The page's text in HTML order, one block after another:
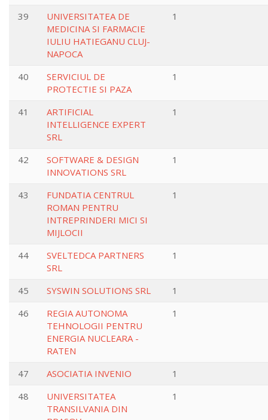
39
UNIVERSITATEA DE
MEDICINA SI FARMACIE
IULIU HATIEGANU CLUJ-
NAPOCA
1
40
SERVICIUL DE
PROTECTIE SI PAZA
1
41
ARTIFICIAL
INTELLIGENCE EXPERT
SRL
1
42
SOFTWARE & DESIGN
INNOVATIONS SRL
1
43
FUNDATIA CENTRUL
ROMAN PENTRU
INTREPRINDERI MICI SI
MIJLOCII
1
44
SVELTEDCA PARTNERS
SRL
1
45 SYSWIN SOLUTIONS SRL
1
46
REGIA AUTONOMA
TEHNOLOGII PENTRU
ENERGIA NUCLEARA -
RATEN
1
47 ASOCIATIA INVENIO
1
48
UNIVERSITATEA
TRANSILVANIA DIN
1